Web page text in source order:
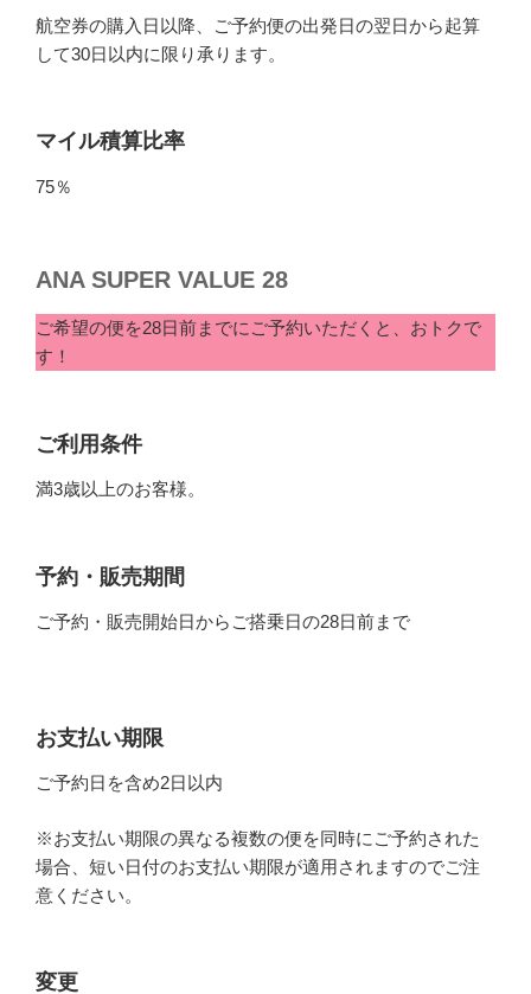
航空券の購入日以降、ご予約便の出発日の翌日から起算
して30日以内に限り承ります。
マイル積算比率
75％
ANA SUPER VALUE 28
ご希望の便を28日前までにご予約いただくと、おトクで
す！
ご利用条件
満3歳以上のお客様。
予約・販売期間
ご予約・販売開始日からご搭乗日の28日前まで
お支払い期限
ご予約日を含め2日以内
※お支払い期限の異なる複数の便を同時にご予約された
場合、短い日付のお支払い期限が適用されますのでご注
意ください。
変更